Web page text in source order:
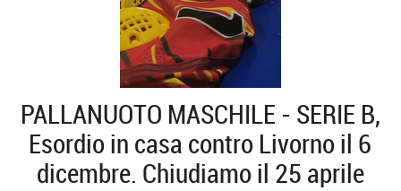
PALLANUOTO MASCHILE - SERIE B,
Esordio in casa contro Livorno il 6
dicembre. Chiudiamo il 25 aprile